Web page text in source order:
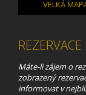
VELKÁ
Máte-li zájem o
zobrazený
informovat v